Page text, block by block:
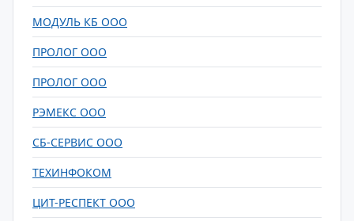
МОДУЛЬ КБ ООО
ПРОЛОГ ООО
ПРОЛОГ ООО
РЭМЕКС ООО
СБ-СЕРВИС ООО
ТЕХИНФОКОМ
ЦИТ-РЕСПЕКТ ООО